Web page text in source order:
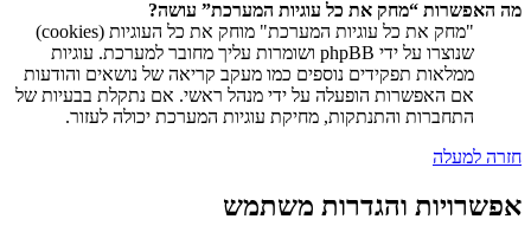
מה האפשרות “מחק את כל עוגיות המערכת” עושה?
"מחק את כל עוגיות המערכת" מוחק את כל העוגיות (cookies)
שנוצרו על ידי phpBB ושומרות עליך מחובר למערכת. עוגיות
ממלאות תפקידים נוספים כמו מעקב קריאה של נושאים והודעות
אם האפשרות הופעלה על ידי מנהל ראשי. אם נתקלת בבעיות של
התחברות והתנתקות, מחיקת עוגיות המערכת יכולה לעזור.
חזרה למעלה
אפשרויות והגדרות משתמש